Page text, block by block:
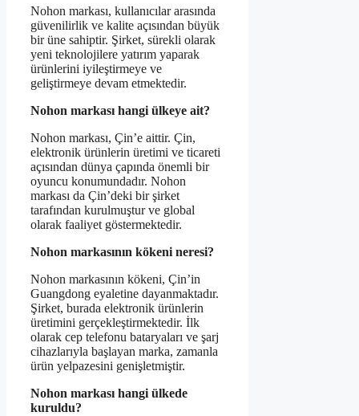
Nohon markası, kullanıcılar arasında
güvenilirlik ve kalite açısından büyük
bir üne sahiptir. Şirket, sürekli olarak
yeni teknolojilere yatırım yaparak
ürünlerini iyileştirmeye ve
geliştirmeye devam etmektedir.
Nohon markası hangi ülkeye ait?
Nohon markası, Çin’e aittir. Çin,
elektronik ürünlerin üretimi ve ticareti
açısından dünya çapında önemli bir
oyuncu konumundadır. Nohon
markası da Çin’deki bir şirket
tarafından kurulmuştur ve global
olarak faaliyet göstermektedir.
Nohon markasının kökeni neresi?
Nohon markasının kökeni, Çin’in
Guangdong eyaletine dayanmaktadır.
Şirket, burada elektronik ürünlerin
üretimini gerçekleştirmektedir. İlk
olarak cep telefonu bataryaları ve şarj
cihazlarıyla başlayan marka, zamanla
ürün yelpazesini genişletmiştir.
Nohon markası hangi ülkede
kuruldu?